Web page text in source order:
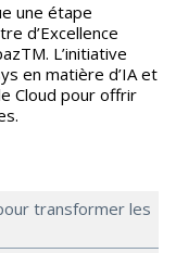
une étape
d’Excellence
L’initiative
en matière d’IA et
Cloud pour offrir
transformer les